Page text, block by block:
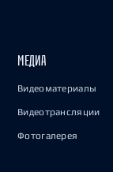
МЕДИА
Видеоматериалы
Видеотрансляции
Фотогалерея